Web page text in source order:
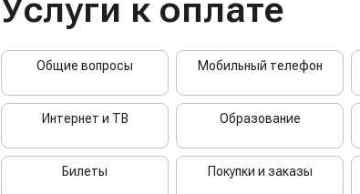
Услуги к оплате
Общие вопросы Мобильный телефон
Интернет и ТВ Образование
Билеты Покупки и заказы